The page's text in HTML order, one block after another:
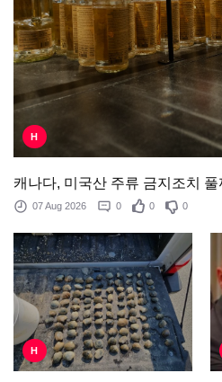
H
캐나다, 미국산 주류 금지조치 풀
07 Aug 2026 0 0 0
H